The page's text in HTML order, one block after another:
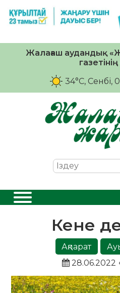
Жалағаш аудандық
34°C, Сенбі,
Кене де
Ақпарат
28.06.2022